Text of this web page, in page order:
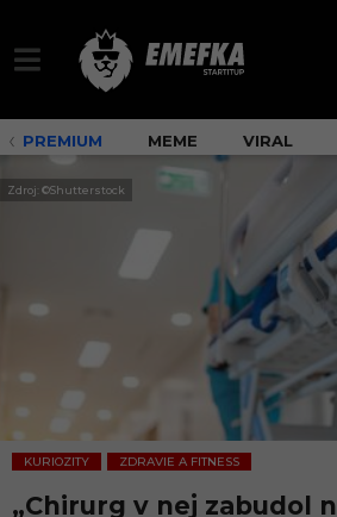
PREMIUM MEME VIRAL
Zdroj: ©Shutterstock
KURIOZITY
,
ZDRAVIE A FITNESS
„Chirurg v nej zabudol